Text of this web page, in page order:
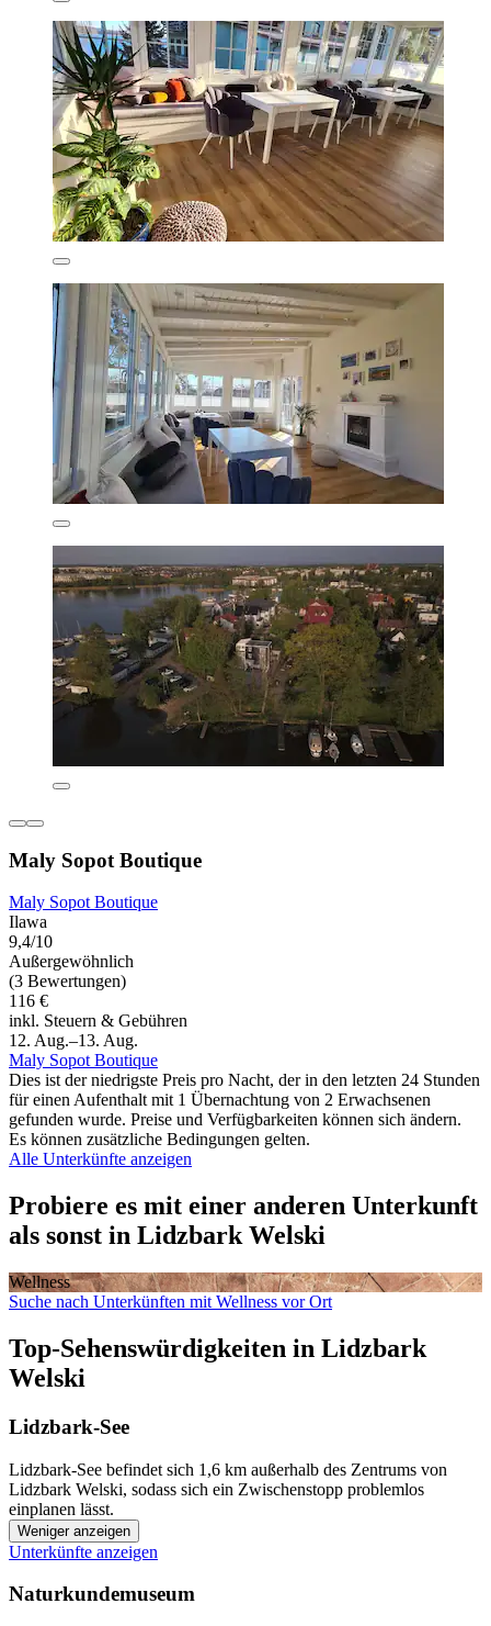
Maly Sopot Boutique
Maly Sopot Boutique
Ilawa
9,4/10
Außergewöhnlich
(3 Bewertungen)
116 €
inkl. Steuern & Gebühren
12. Aug.–13. Aug.
Maly Sopot Boutique
Dies ist der niedrigste Preis pro Nacht, der in den letzten 24 Stunden
für einen Aufenthalt mit 1 Übernachtung von 2 Erwachsenen
gefunden wurde. Preise und Verfügbarkeiten können sich ändern.
Es können zusätzliche Bedingungen gelten.
Alle Unterkünfte anzeigen
Probiere es mit einer anderen Unterkunft
als sonst in Lidzbark Welski
Wellness
Suche nach Unterkünften mit Wellness vor Ort
Top-Sehenswürdigkeiten in Lidzbark
Welski
Lidzbark-See
Lidzbark-See befindet sich 1,6 km außerhalb des Zentrums von
Lidzbark Welski, sodass sich ein Zwischenstopp problemlos
einplanen lässt.
Weniger anzeigen
Unterkünfte anzeigen
Naturkundemuseum